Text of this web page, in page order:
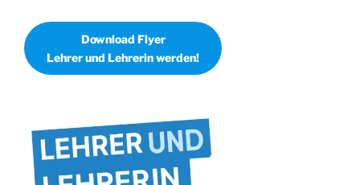
Download Flyer
Lehrer und Lehrerin werden!